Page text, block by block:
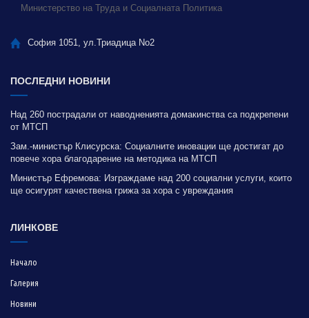
Министерство на Труда и Социалната Политика
София 1051, ул.Триадица No2
ПОСЛЕДНИ НОВИНИ
Над 260 пострадали от наводненията домакинства са подкрепени
от МТСП
Зам.-министър Клисурска: Социалните иновации ще достигат до
повече хора благодарение на методика на МТСП
Министър Ефремова: Изграждаме над 200 социални услуги, които
ще осигурят качествена грижа за хора с увреждания
ЛИНКОВЕ
Начало
Галерия
Новини